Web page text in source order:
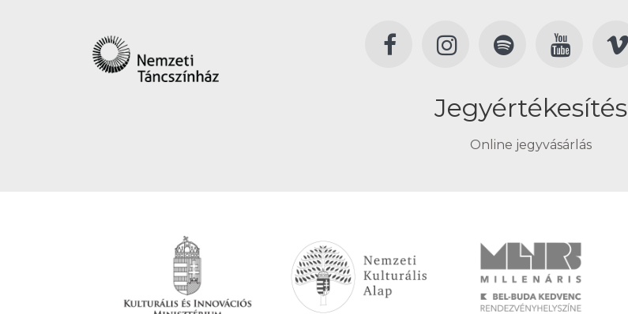
Jegyértékesítés
Online jegyvásárlás